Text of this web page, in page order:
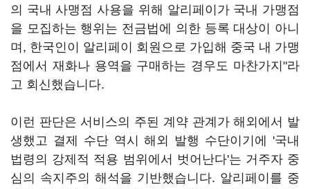
의 국내 사맹점 사용을 위해 알리페이가 국내 가맹점
을 모집하는 행위는 전금법에 의한 등록 대상이 아니
며, 한국인이 알리페이 회원으로 가입해 중국 내 가맹
점에서 재화나 용역을 구매하는 경우도 마찬가지"라
고 회신했습니다.
이런 판단은 서비스의 주된 계약 관계가 해외에서 발
생했고 결제 수단 역시 해외 발행 수단이기에 '국내
법령의 강제적 적용 범위에서 벗어난다'는 거주자 중
심의 속지주의 해석을 기반했습니다. 알리페이를 중